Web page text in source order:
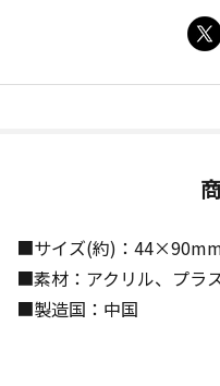
■サイズ(約)：
■素材：アクリル、プラ
■製造国：中国